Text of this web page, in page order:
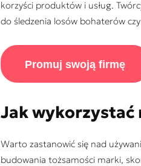
korzyści produktów i usług.
do śledzenia losów bohaterów
Promuj swoją firmę
Jak
Warto zastanowić się nad
budowania tożsamości marki,